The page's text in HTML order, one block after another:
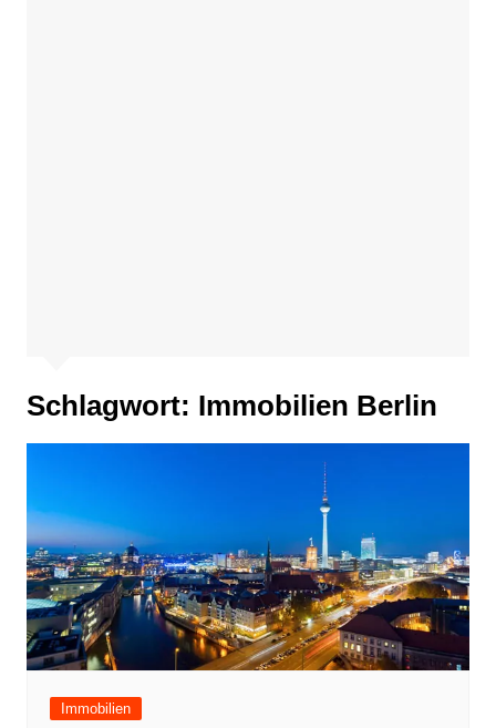
Schlagwort: Immobilien Berlin
Immobilien